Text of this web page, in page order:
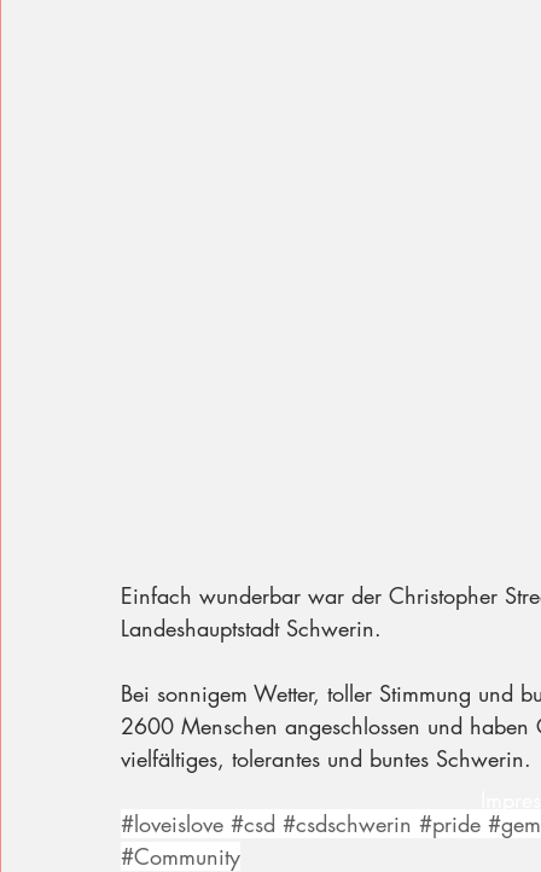
Einfach wunderbar war der Christopher
Landeshauptstadt Schwerin.
Bei sonnigem Wetter, toller Stimmung und
2600 Menschen angeschlossen und
vielfältiges, tolerantes und buntes Schwerin.
#loveislove #csd #csdschwerin #pride
#Community